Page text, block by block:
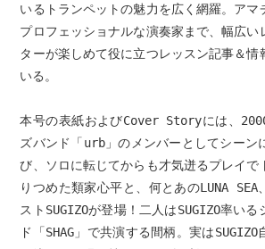
いるトランペットの魅力を広く網羅。アマ
プロフェッショナルな演奏家まで、幅広い
ターが楽しめて役に立つレッスン記事＆情
いる。
本号の表紙およびCover Storyには、
ズバンド「urb」のメンバーとしてシーン
び、ソロに転じてからも才気迸るプレイで
りつめた類家心平と、何とあのLUNA SEA
ストSUGIZOが登場！二人はSUGIZO率い
ド「SHAG」で共演する間柄。実は